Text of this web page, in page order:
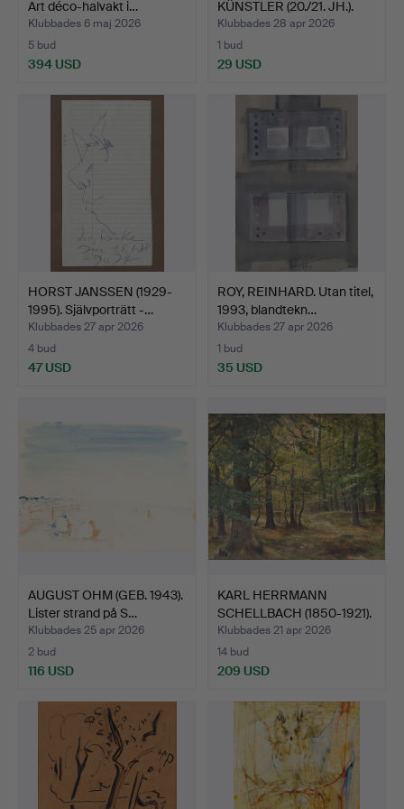
Art déco-halvakt i…
Klubbades 6 maj 2026
5 bud
394 USD
KÜNSTLER (20./21. JH.).
Abstra…
Klubbades 28 apr 2026
1 bud
29 USD
HORST JANSSEN (1929-
1995). Självporträtt -…
Klubbades 27 apr 2026
4 bud
47 USD
ROY, REINHARD. Utan titel,
1993, blandtekn…
Klubbades 27 apr 2026
1 bud
35 USD
AUGUST OHM (GEB. 1943).
Lister strand på S…
Klubbades 25 apr 2026
2 bud
116 USD
KARL HERRMANN
SCHELLBACH (1850-1921).
Sko…
Klubbades 21 apr 2026
14 bud
209 USD